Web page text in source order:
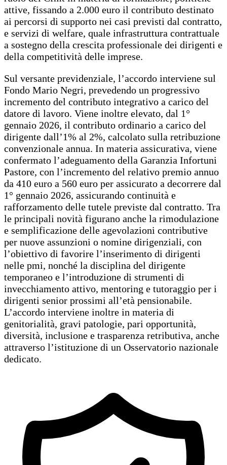
attive, fissando a 2.000 euro il contributo destinato
ai percorsi di supporto nei casi previsti dal contratto,
e servizi di welfare, quale infrastruttura contrattuale
a sostegno della crescita professionale dei dirigenti e
della competitività delle imprese.
Sul versante previdenziale, l’accordo interviene sul
Fondo Mario Negri, prevedendo un progressivo
incremento del contributo integrativo a carico del
datore di lavoro. Viene inoltre elevato, dal 1°
gennaio 2026, il contributo ordinario a carico del
dirigente dall’1% al 2%, calcolato sulla retribuzione
convenzionale annua. In materia assicurativa, viene
confermato l’adeguamento della Garanzia Infortuni
Pastore, con l’incremento del relativo premio annuo
da 410 euro a 560 euro per assicurato a decorrere dal
1° gennaio 2026, assicurando continuità e
rafforzamento delle tutele previste dal contratto. Tra
le principali novità figurano anche la rimodulazione
e semplificazione delle agevolazioni contributive
per nuove assunzioni o nomine dirigenziali, con
l’obiettivo di favorire l’inserimento di dirigenti
nelle pmi, nonché la disciplina del dirigente
temporaneo e l’introduzione di strumenti di
invecchiamento attivo, mentoring e tutoraggio per i
dirigenti senior prossimi all’età pensionabile.
L’accordo interviene inoltre in materia di
genitorialità, gravi patologie, pari opportunità,
diversità, inclusione e trasparenza retributiva, anche
attraverso l’istituzione di un Osservatorio nazionale
dedicato.